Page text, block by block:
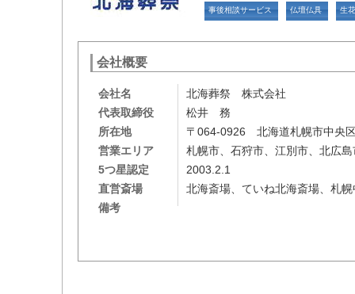
事後相談サービス 仏壇仏具 生
会社概要
会社名
北海葬祭 株式会社
代表取締役
松井 務
所在地
〒064-0926 北海道札幌市中央
営業エリア
札幌市、石狩市、江別市、北広
5つ星認定
2003.2.1
直営斎場
北海斎場、ていね北海斎場、札
備考